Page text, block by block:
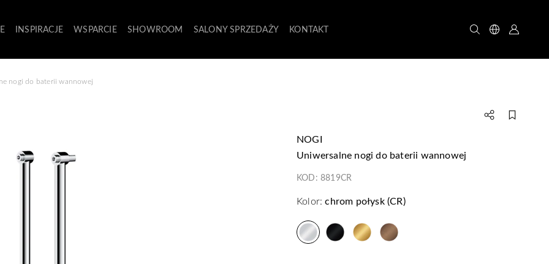
INSPIRACJE WSPARCIE SHOWROOM SALONY SPRZEDAŻY KONTAKT
nogi do baterii wannowej
NOGI
uniwersalne nogi do baterii wannowej
KOD: 8819CR
Kolor: chrom połysk (CR)